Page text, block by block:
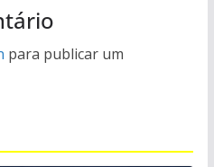
para publicar um